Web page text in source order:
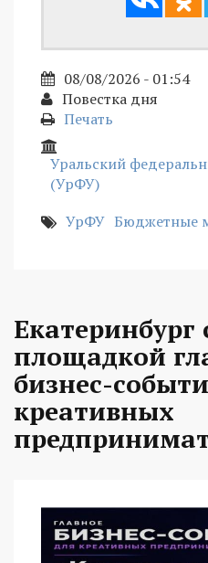
08/08/2026 - 01:54
Повестка дня
Печать
Уральский
(УрФУ)
УрФУ Бюджетные
Екатеринбург
площадкой
бизнес-
креативных